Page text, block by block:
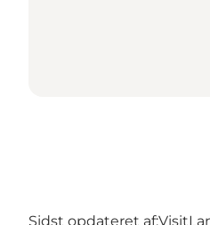
Sidst opdateret af: